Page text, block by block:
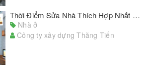
Thời Điểm Sửa Nhà Thích Hợp Nhất Trong Năm
Nhà ở
Công ty xây dựng Thăng Tiến